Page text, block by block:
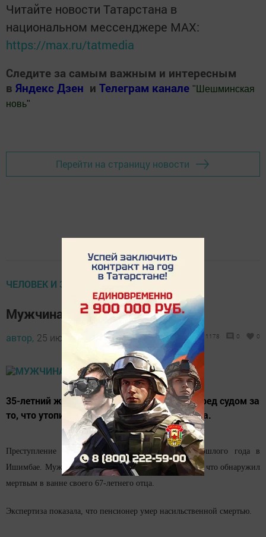
Читайте новости Татарстана в
национальном мессенджере MАХ:
https://max.ru/tatmedia
Следите за самым важным и интересным
в Яндекс Дзен и Телеграм канале " Шешминская
новь"
Перейти на страницу новости
ЧЕЛОВЕК И ЗАКОН
Мужчина утопил отца в ванне
автор, 25 июня 2016 - 05:48 1178 0 0
35-летний житель Башкирии предстанет перед судом за
то, что утопил в ванне своего пожилого отца.
Преступление это было совершено в декабре прошлого года в
Ишимбае. Мужчина позвонил в полицию и сообщил, что обнаружил
мертвым в ванне своего 67-летнего отца.
Экспертиза показала, что пенсионер умер насильственной смертью.